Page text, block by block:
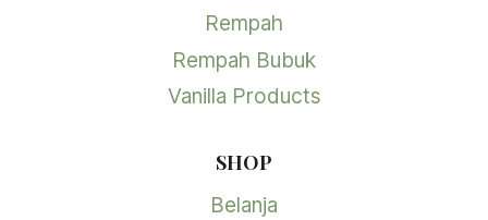
Rempah
Rempah Bubuk
Vanilla Products
SHOP
Belanja